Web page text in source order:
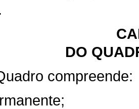
DO
compreende: